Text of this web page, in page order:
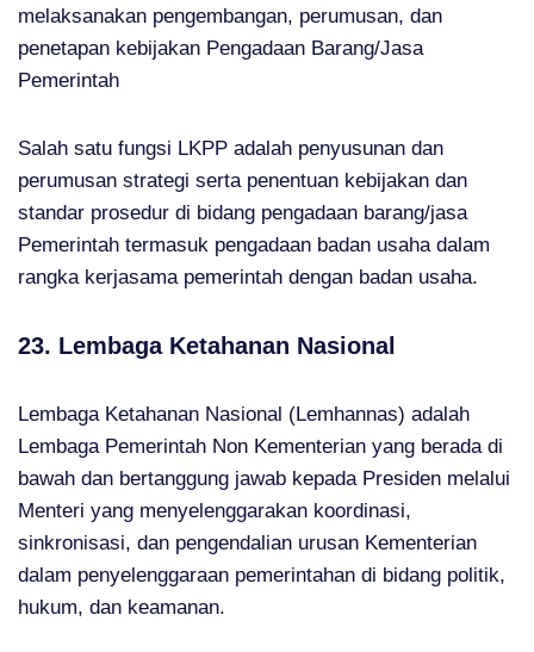
melaksanakan pengembangan, perumusan, dan
penetapan kebijakan Pengadaan Barang/Jasa
Pemerintah
Salah satu fungsi LKPP adalah penyusunan dan
perumusan strategi serta penentuan kebijakan dan
standar prosedur di bidang pengadaan barang/jasa
Pemerintah termasuk pengadaan badan usaha dalam
rangka kerjasama pemerintah dengan badan usaha.
23. Lembaga Ketahanan Nasional
Lembaga Ketahanan Nasional (Lemhannas) adalah
Lembaga Pemerintah Non Kementerian yang berada di
bawah dan bertanggung jawab kepada Presiden melalui
Menteri yang menyelenggarakan koordinasi,
sinkronisasi, dan pengendalian urusan Kementerian
dalam penyelenggaraan pemerintahan di bidang politik,
hukum, dan keamanan.